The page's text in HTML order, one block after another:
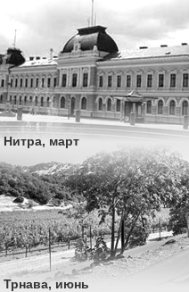
Нитра, март
Трнава, июнь